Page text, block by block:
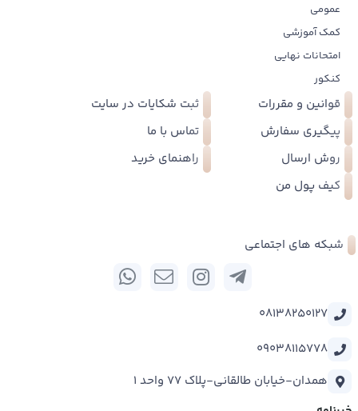
عمومی
کمک آموزشی
امتحانات نهایی
کنکور
قوانین و مقررات
ثبت شکایات در سایت
پیگیری سفارش
تماس با ما
روش ارسال
راهنمای خرید
کیف پول من
شبکه های اجتماعی
08138250127
09038115778
همدان-خیابان طالقانی-پلاک 77 واحد 1